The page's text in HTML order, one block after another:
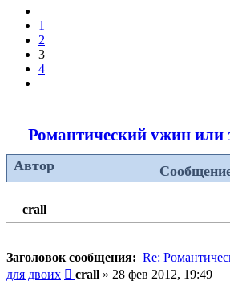
1
2
3
4
Романтический ужин или
Автор
crall
Заголовок сообщения: Re:
для двоих
Сообщение
crall » 28 фев 2012, 19:49